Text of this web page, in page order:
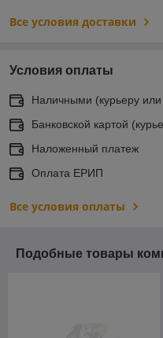
Все условия доставки
Условия оплаты
Наличными (курьеру
Банковской картой
Наложенный платеж
Оплата ЕРИП
Все условия оплаты
Подобные товары